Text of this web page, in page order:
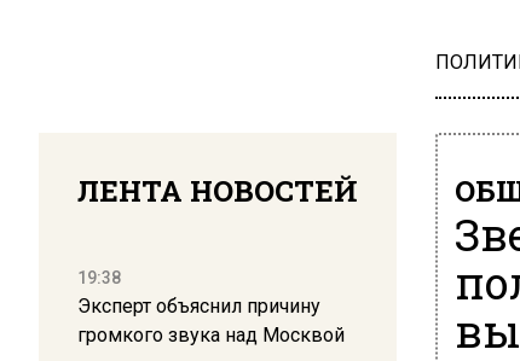
ЛЕНТА НОВОСТЕЙ
19:38
Эксперт объяснил причину
громкого звука над Москвой